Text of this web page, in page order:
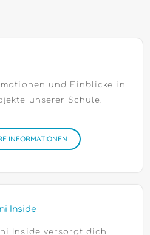
und Einblicke in
unserer Schule.
INFORMATIONEN
Inside
Inside versorgt dich